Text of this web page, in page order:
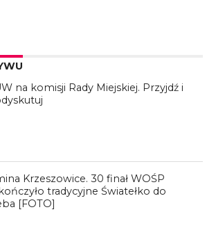
na komisji Rady Miejskiej. Przyjdź i
Krzeszowice. 30 finał WOŚP
tradycyjne Światełko do
[FOTO]